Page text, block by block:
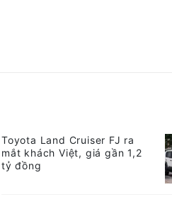
Toyota Land Cruiser FJ ra
mắt khách Việt, giá gần 1,2
tỷ đồng